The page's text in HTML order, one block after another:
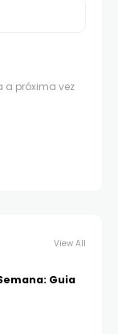
a próxima vez
View All
Guia